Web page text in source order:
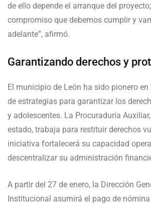
de ello depende el arranque del
compromiso que debemos cumplir y
adelante”, afirmó.
Garantizando derechos y
El municipio de León ha sido pionero
de estrategias para garantizar los
y adolescentes. La Procuraduría
estado, trabaja para restituir derechos
iniciativa fortalecerá su capacidad
descentralizar su administración
A partir del 27 de enero, la Dirección
Institucional asumirá el pago de